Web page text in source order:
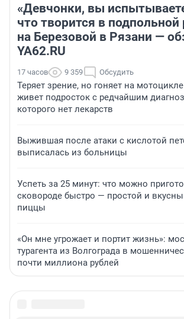
«Девчонки, вы
что творится в
на Березовой в Рязани —
YA62.RU
17 часов 9 359 Обсудить
Теряет зрение, но гоняет на
живет подросток с редчайшим
которого нет лекарств
Выжившая после атаки с кислотой
выписалась из больницы
Успеть за 25 минут: что можно
сковороде быстро — простой и
пиццы
«Он мне угрожает и портит жизнь»:
турагента из Волгограда в
почти миллиона рублей